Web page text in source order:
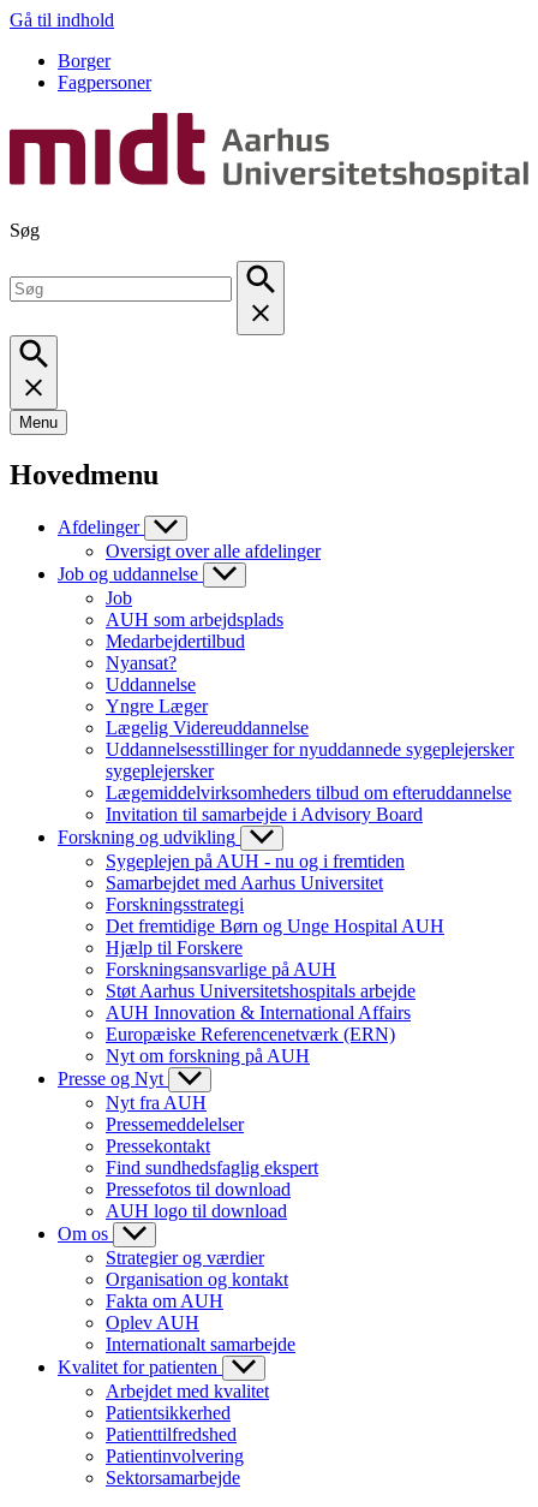
Gå til indhold
Borger
Fagpersoner
Søg
Menu
Hovedmenu
Afdelinger
Oversigt over alle afdelinger
Job og uddannelse
Job
AUH som arbejdsplads
Medarbejdertilbud
Nyansat?
Uddannelse
Yngre Læger
Lægelig Videreuddannelse
Uddannelsesstillinger for nyuddannede sygeplejersker
sygeplejersker
Lægemiddelvirksomheders tilbud om efteruddannelse
Invitation til samarbejde i Advisory Board
Forskning og udvikling
Sygeplejen på AUH - nu og i fremtiden
Samarbejdet med Aarhus Universitet
Forskningsstrategi
Det fremtidige Børn og Unge Hospital AUH
Hjælp til Forskere
Forskningsansvarlige på AUH
Støt Aarhus Universitetshospitals arbejde
AUH Innovation & International Affairs
Europæiske Referencenetværk (ERN)
Nyt om forskning på AUH
Presse og Nyt
Nyt fra AUH
Pressemeddelelser
Pressekontakt
Find sundhedsfaglig ekspert
Pressefotos til download
AUH logo til download
Om os
Strategier og værdier
Organisation og kontakt
Fakta om AUH
Oplev AUH
Internationalt samarbejde
Kvalitet for patienten
Arbejdet med kvalitet
Patientsikkerhed
Patienttilfredshed
Patientinvolvering
Sektorsamarbejde